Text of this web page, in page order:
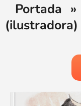
Portada »
(ilustradora)